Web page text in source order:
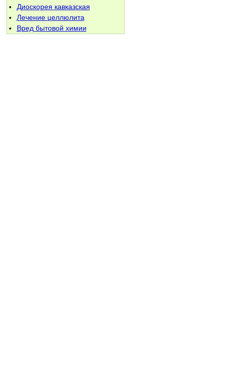
Диоскорея кавказская
Лечение целлюлита
Вред бытовой химии